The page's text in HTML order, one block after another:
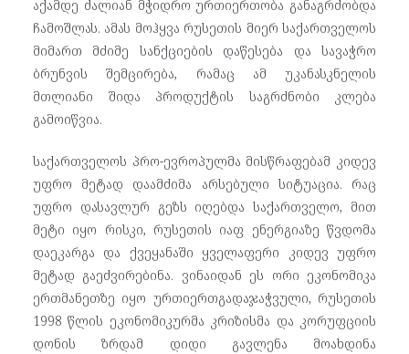
აქამდე ძალიან მჭიდრო ურთიერთობა განაგრძობდა
ჩამოშლას. ამას მოჰყვა რუსეთის მიერ საქართველოს
მიმართ მძიმე სანქციების დაწესება და სავაჭრო
ბრუნვის შემცირება, რამაც ამ უკანასკნელის
მთლიანი შიდა პროდუქტის საგრძნობი კლება
გამოიწვია.
საქართველოს პრო-ევროპულმა მისწრაფებამ კიდევ
უფრო მეტად დაამძიმა არსებული სიტუაცია. რაც
უფრო დასავლურ გეზს იღებდა საქართველო, მით
მეტი იყო რისკი, რუსეთის იაფ ენერგიაზე წვდომა
დაეკარგა და ქვეყანაში ყველაფერი კიდევ უფრო
მეტად გაეძვირებინა. ვინაიდან ეს ორი ეკონომიკა
ერთმანეთზე იყო ურთიერთგადაჯაჭვული, რუსეთის
1998 წლის ეკონომიკურმა კრიზისმა და კორუფციის
დონის ზრდამ დიდი გავლენა მოახდინა